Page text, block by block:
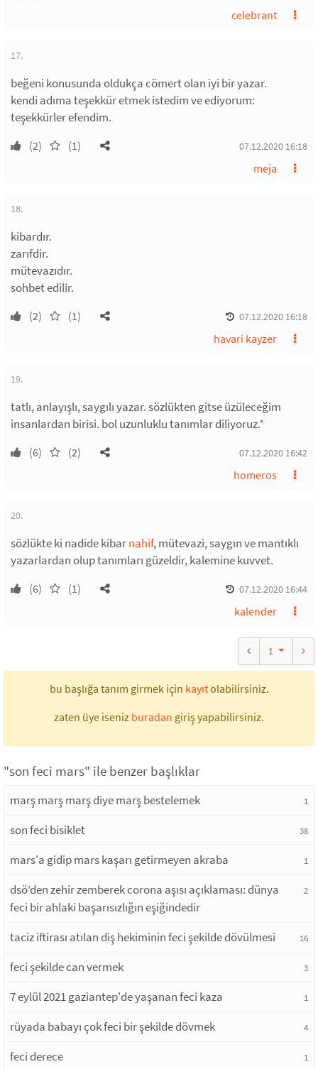
celebrant
17.
beğeni konusunda oldukça cömert olan iyi bir yazar.
kendi adıma teşekkür etmek istedim ve ediyorum:
teşekkürler efendim.
(2) (1) 07.12.2020 16:18
meja
18.
kibardır.
zarıfdir.
mütevazıdır.
sohbet edilir.
(2) (1) 07.12.2020 16:18
havari kayzer
19.
tatlı, anlayışlı, saygılı yazar. sözlükten gitse üzüleceğim
insanlardan birisi. bol uzunluklu tanımlar diliyoruz.*
(6) (2) 07.12.2020 16:42
homeros
20.
sözlükte ki nadide kibarnahif, mütevazi, saygın ve mantıklı
yazarlardan olup tanımları güzeldir, kalemine kuvvet.
(6) (1) 07.12.2020 16:44
kalender
1
bu başlığa tanım girmek için kayıtolabilirsiniz.
zaten üye iseniz buradan giriş yapabilirsiniz.
"son feci mars" ile benzer başlıklar
marş marş marş diye marş bestelemek 1
son feci bisiklet 38
mars'a gidip mars kaşarı getirmeyen akraba 1
dsö’den zehir zemberek corona aşısı açıklaması: dünya
feci bir ahlaki başarısızlığın eşiğindedir
2
taciz iftirası atılan diş hekiminin feci şekilde dövülmesi 16
feci şekilde can vermek 3
7 eylül 2021 gaziantep'de yaşanan feci kaza 1
rüyada babayı çok feci bir şekilde dövmek 4
feci derece 1